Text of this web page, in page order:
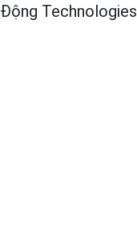
Động Technologies